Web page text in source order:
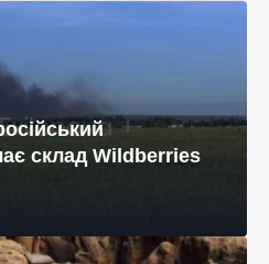
склад Wildberries